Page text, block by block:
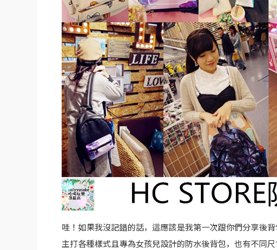
哇！如果我沒記錯的話，這應該是我第一次跟你們分享後
主打各種樣式且專為女孩兒設計的防水後背包，也有不同